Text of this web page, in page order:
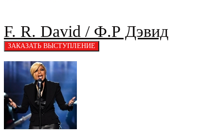
F. R. David / Ф.Р Дэвид